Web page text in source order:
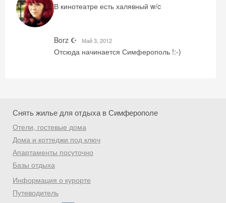
В кинотеатре есть халявный w/c
Borz ☪ Май 3, 2012
Отсюда начинается Симферополь !:-)
Снять жилье для отдыха в Симферополе
Отели, гостевые дома
Дома и коттеджи под ключ
Апартаменты посуточно
Базы отдыха
Информация о курорте
Путеводитель